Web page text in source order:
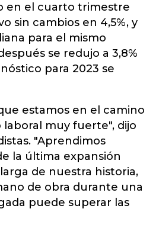
en el cuarto trimestre
sin cambios en 4,5%, y
para el mismo
se redujo a 3,8%
para 2023 se
estamos en el camino
laboral muy fuerte", dijo
"Aprendimos
la última expansión
de nuestra historia,
de obra durante una
puede superar las